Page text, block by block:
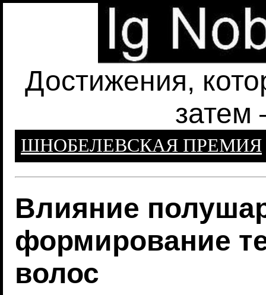
Достижения,
затем
ШНОБЕЛЕВСКАЯ ПРЕМИЯ
Влияние
формирование
волос